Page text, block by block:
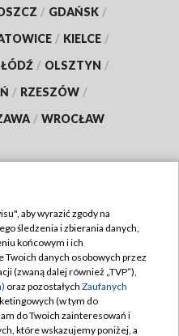
/ GDAŃSK /
/ KIELCE /
ŁÓDŹ / OLSZTYN /
/ RZESZÓW /
/ WROCŁAW
TVP
aby wyrazić zgody na
śledzenia i zbierania danych,
końcowym i ich
danych osobowych przez
(zwaną dalej również „TVP”),
oraz pozostałych Zaufanych
(w tym do
do Twoich zainteresowań i
które wskazujemy poniżej, a